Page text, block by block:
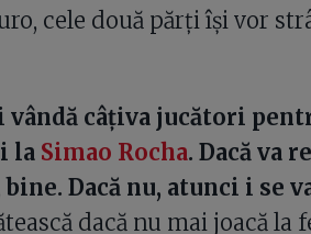
cele două părți își vor
vândă câțiva jucători
la Simao Rocha. Dacă va
Dacă nu, atunci i se
dacă nu mai joacă la